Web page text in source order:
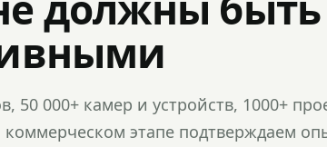
50 000+ камер и устройств, 1000+
этапе подтверждаем